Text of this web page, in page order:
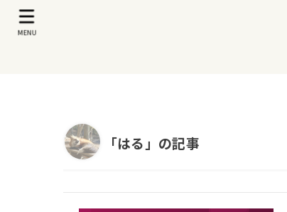
MENU
「はる」の記事